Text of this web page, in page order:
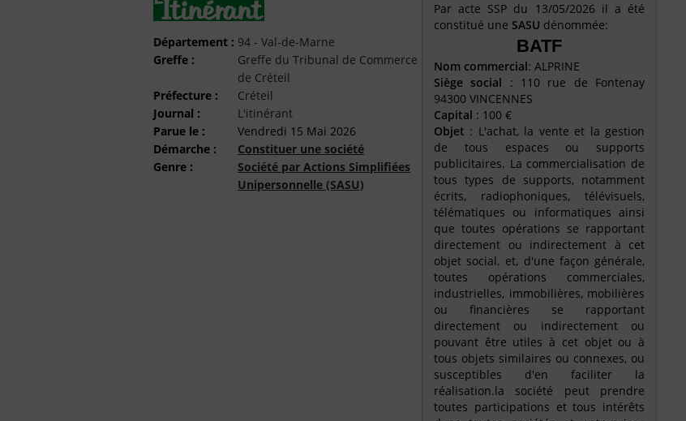
Département : 94 - Val-de-Marne
Greffe :
Greffe du Tribunal de Commerce
de Créteil
Préfecture :
Créteil
Journal :
L'itinérant
Parue le :
Vendredi 15 Mai 2026
Démarche :
Constituer une société
Genre :
Société par Actions Simplifiées
Unipersonnelle (SASU)
Par acte SSP du 13/05/2026 il a été
constitué une SASU dénommée:
BATF
Nom commercial: ALPRINE
Siège social : 110 rue de Fontenay
94300 VINCENNES
Capital : 100 €
Objet : L'achat, la vente et la gestion
de tous espaces ou supports
publicitaires. La commercialisation de
tous types de supports, notamment
écrits, radiophoniques, télévisuels,
télématiques ou informatiques ainsi
que toutes opérations se rapportant
directement ou indirectement à cet
objet social. et, d'une façon générale,
toutes opérations commerciales,
industrielles, immobilières, mobilières
ou financières se rapportant
directement ou indirectement ou
pouvant être utiles à cet objet ou à
tous objets similaires ou connexes, ou
susceptibles d'en faciliter la
réalisation.la société peut prendre
toutes participations et tous intérêts